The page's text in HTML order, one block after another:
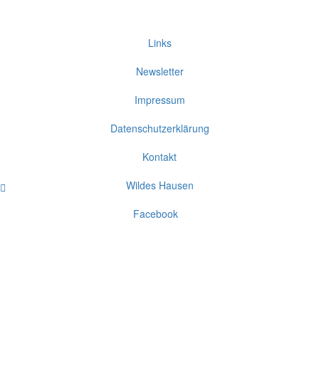
Links
Newsletter
Impressum
Datenschutzerklärung
Kontakt
Wildes Hausen
Facebook
Nach